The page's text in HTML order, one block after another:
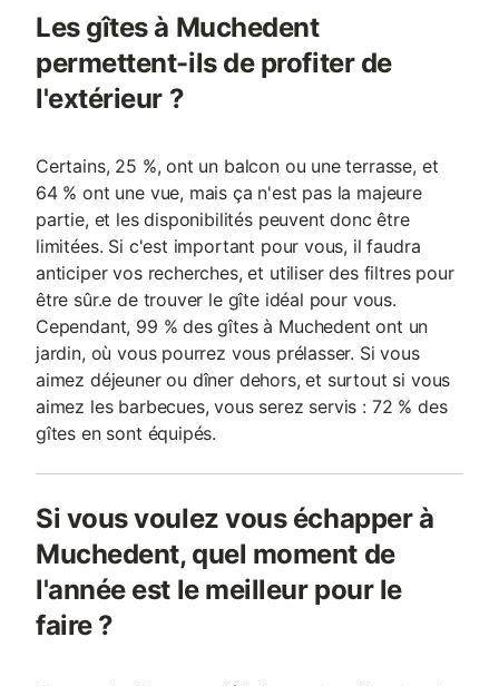
Les gîtes à Muchedent
permettent-ils de profiter de
l'extérieur ?
Certains, 25 %, ont un balcon ou une terrasse, et
64 % ont une vue, mais ça n'est pas la majeure
partie, et les disponibilités peuvent donc être
limitées. Si c'est important pour vous, il faudra
anticiper vos recherches, et utiliser des filtres pour
être sûr.e de trouver le gîte idéal pour vous.
Cependant, 99 % des gîtes à Muchedent ont un
jardin, où vous pourrez vous prélasser. Si vous
aimez déjeuner ou dîner dehors, et surtout si vous
aimez les barbecues, vous serez servis : 72 % des
gîtes en sont équipés.
Si vous voulez vous échapper à
Muchedent, quel moment de
l'année est le meilleur pour le
faire ?